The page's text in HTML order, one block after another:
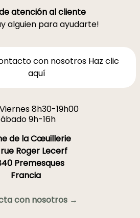
atención al cliente
alguien para ayudarte!
con nosotros Haz clic
aquí
8h30-19h00
9h-16h
de la Cœuillerie
rue Roger Lecerf
Premesques
Francia
con nosotros →